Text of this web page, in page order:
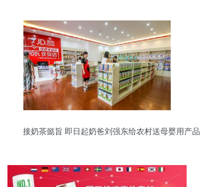
接奶茶懿旨 即日起奶爸刘强东给农村送母婴用产品